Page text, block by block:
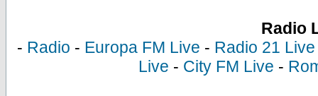
Radio
- Radio - Europa FM Live - Radio 21 Live
Live - City FM Live -